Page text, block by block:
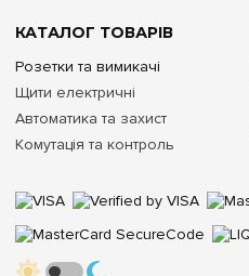
КАТАЛОГ ТОВАРІВ
Розетки та вимикачі
Щити електричні
Автоматика та захист
Комутація та контроль